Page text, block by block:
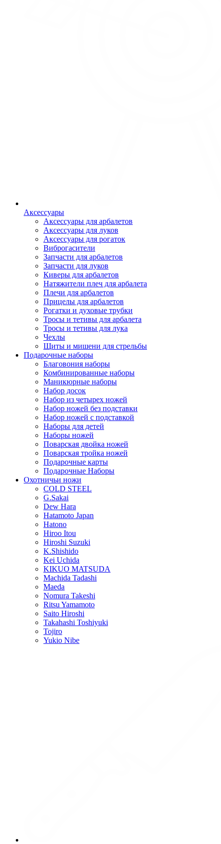
Аксессуары
Аксессуары для арбалетов
Аксессуары для луков
Аксессуары для рогаток
Виброгасители
Запчасти для арбалетов
Запчасти для луков
Киверы для арбалетов
Натяжители плеч для арбалета
Плечи для арбалетов
Прицелы для арбалетов
Рогатки и духовые трубки
Тросы и тетивы для арбалета
Тросы и тетивы для лука
Чехлы
Щиты и мишени для стрельбы
Подарочные наборы
Благовония наборы
Комбинированные наборы
Маникюрные наборы
Набор досок
Набор из четырех ножей
Набор ножей без подставки
Набор ножей с подставкой
Наборы для детей
Наборы ножей
Поварская двойка ножей
Поварская тройка ножей
Подарочные карты
Подарочные Наборы
Охотничьи ножи
COLD STEEL
G.Sakai
Dew Hara
Hatamoto Japan
Hatono
Hiroo Itou
Hiroshi Suzuki
K.Shishido
Kei Uchida
KIKUO MATSUDA
Machida Tadashi
Maeda
Nomura Takeshi
Ritsu Yamamoto
Saito Hiroshi
Takahashi Toshiyuki
Tojiro
Yukio Nibe